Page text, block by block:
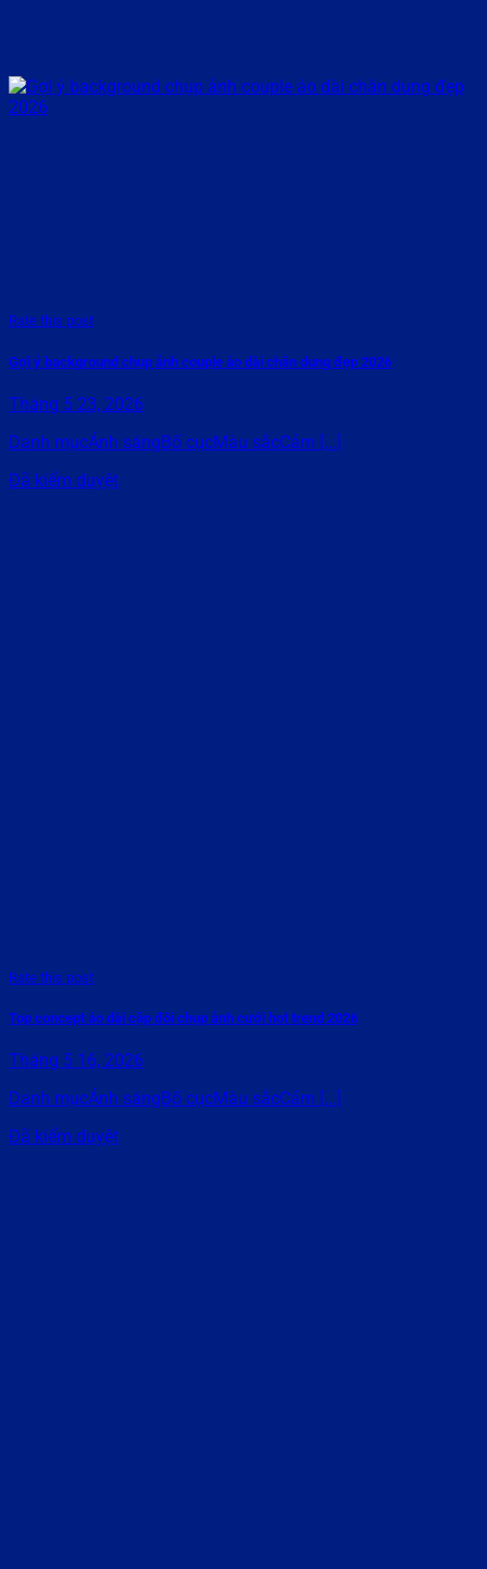
Rate this post
Gợi ý background chụp ảnh couple áo dài chân dung đẹp 2026
Tháng 5 23, 2026
Danh mụcÁnh sángBố cụcMàu sắcCảm [...]
Đã kiểm duyệt
Rate this post
Top concept áo dài cặp đôi chụp ảnh cưới hot trend 2026
Tháng 5 16, 2026
Danh mụcÁnh sángBố cụcMàu sắcCảm [...]
Đã kiểm duyệt